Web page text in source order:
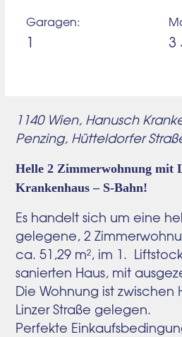
Garagen:
1 3
1140 Wien, Hanusch
Penzing, Hütteldorfer
Helle 2 Zimmerwohnung mit
Krankenhaus – S-Bahn!
Es handelt sich um eine
gelegene, 2
ca. 51,29 m², im 1.
sanierten Haus, mit
Die Wohnung ist zwischen
Linzer Straße gelegen.
Perfekte